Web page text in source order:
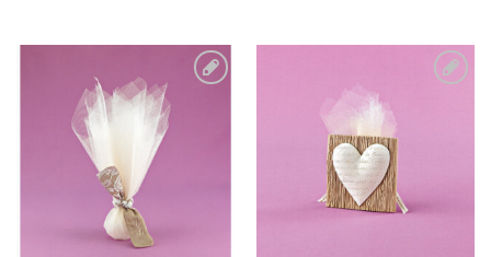
Πρόσθήκη
στην λίστα
επιθυμιών